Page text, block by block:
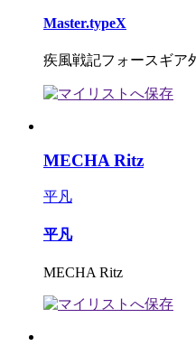
Master.typeX
疾風戦記フォースギア
MECHA Ritz
平凡
平凡
MECHA Ritz